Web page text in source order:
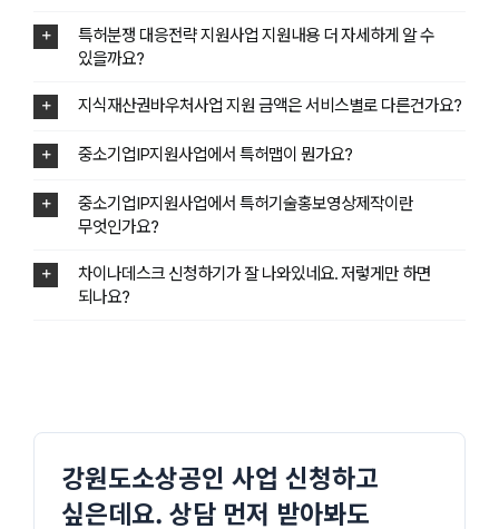
특허분쟁 대응전략 지원사업 지원내용 더 자세하게 알 수
있을까요?
지식재산권바우처사업 지원 금액은 서비스별로 다른건가요?
중소기업IP지원사업에서 특허맵이 뭔가요?
중소기업IP지원사업에서 특허기술홍보영상제작이란
무엇인가요?
차이나데스크 신청하기가 잘 나와있네요. 저렇게만 하면
되나요?
강원도소상공인 사업 신청하고
싶은데요. 상담 먼저 받아봐도